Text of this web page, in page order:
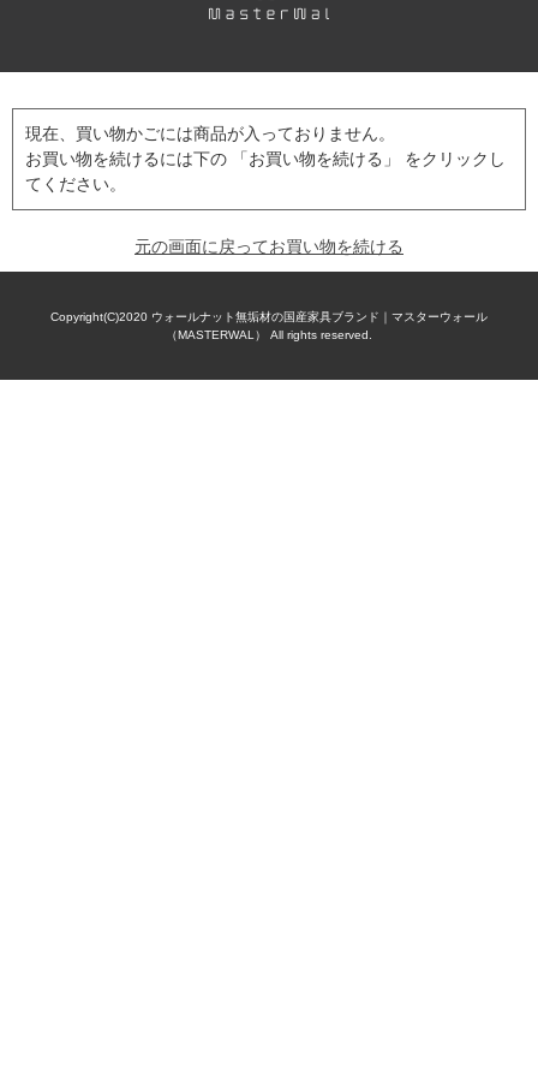
現在、買い物かごには商品が入っておりません。
お買い物を続けるには下の 「お買い物を続ける」 をクリックし
てください。
元の画面に戻ってお買い物を続ける
Copyright(C)2020 ウォールナット無垢材の国産家具ブランド｜マスターウォール
（MASTERWAL） All rights reserved.